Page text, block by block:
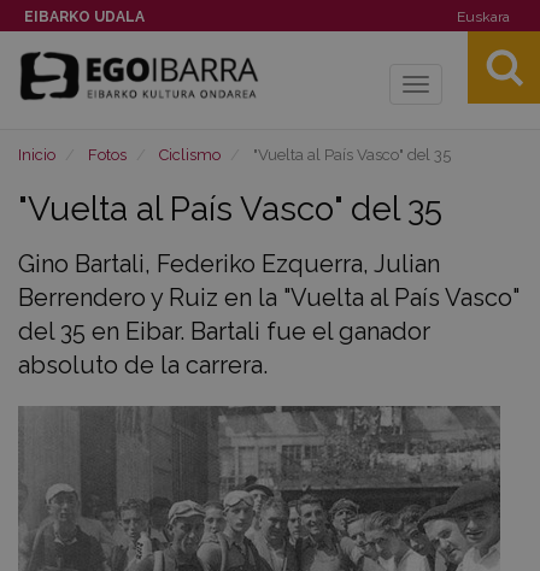
EIBARKO UDALA Euskara
Toggle
Inicio Fotos Ciclismo "Vuelta al País Vasco" del 35
"Vuelta al País Vasco" del 35
Gino Bartali, Federiko Ezquerra, Julian
Berrendero y Ruiz en la "Vuelta al País Vasco"
del 35 en Eibar. Bartali fue el ganador
absoluto de la carrera.